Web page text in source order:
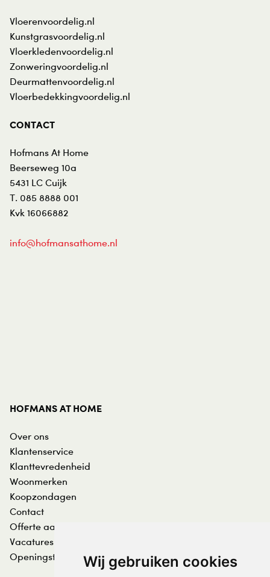
Wij gebruiken cookies
Vloerenvoordelig.nl
Kunstgrasvoordelig.nl
Vloerkledenvoordelig.nl
Zonweringvoordelig.nl
Deurmattenvoordelig.nl
Vloerbedekkingvoordelig.nl
CONTACT
Hofmans At Home
Beerseweg 10a
5431 LC Cuijk
T. 085 8888 001
Kvk 16066882
info@hofmansathome.nl
HOFMANS AT HOME
Over ons
Klantenservice
Klanttevredenheid
Woonmerken
Koopzondagen
Contact
Offerte aanvraag
Vacatures
Openingstijden